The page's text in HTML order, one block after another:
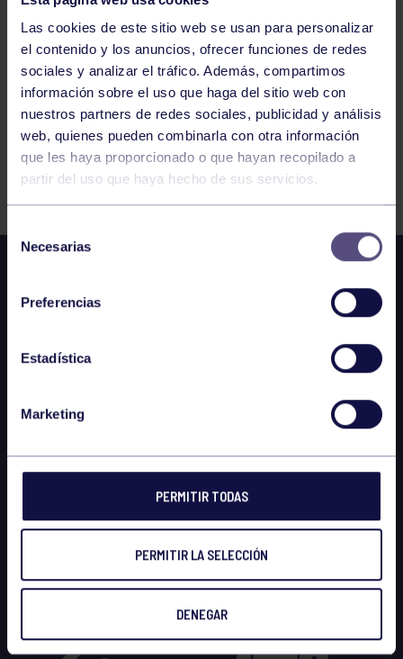
Las cookies de este sitio web se usan para personalizar
el contenido y los anuncios, ofrecer funciones de redes
sociales y analizar el tráfico. Además, compartimos
información sobre el uso que haga del sitio web con
nuestros partners de redes sociales, publicidad y análisis
web, quienes pueden combinarla con otra información
que les haya proporcionado o que hayan recopilado a
partir del uso que haya hecho de sus servicios.
Necesarias
Preferencias
Estadística
Marketing
PERMITIR TODAS
PERMITIR LA SELECCIÓN
DENEGAR
964 965 966 970